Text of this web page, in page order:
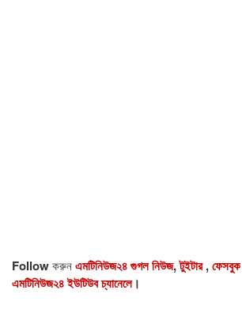
Followকরুনএমটিনিউজ২৪ গুগল নিউজ,টুইটার,ফেসবুক
এমটিনিউজ২৪ ইউটিউব চ্যানেলে।